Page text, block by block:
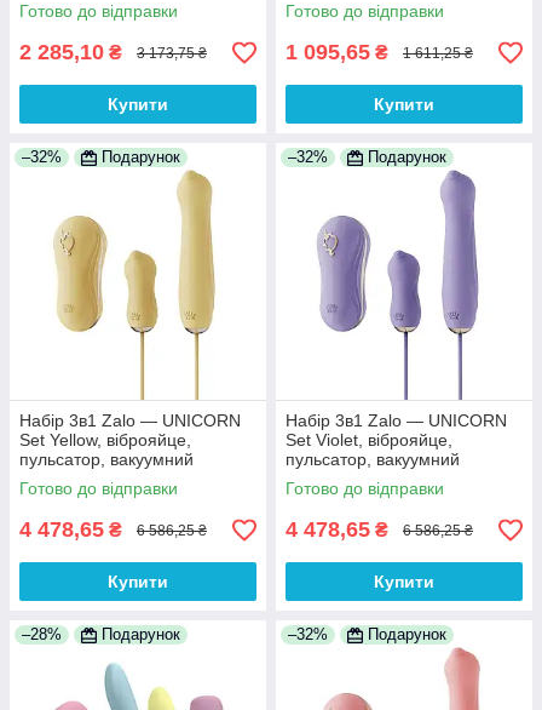
Готово до відправки
2 285,10 ₴ 3 173,75 ₴
Купити
Готово до відправки
1 095,65 ₴ 1 611,25 ₴
Купити
–32% Подарунок
Набір 3в1 Zalo — UNICORN
Set Yellow, віброяйце,
пульсатор, вакуумний
стимулятор
Готово до відправки
4 478,65 ₴ 6 586,25 ₴
Купити
–32% Подарунок
Набір 3в1 Zalo — UNICORN
Set Violet, віброяйце,
пульсатор, вакуумний
стимулятор
Готово до відправки
4 478,65 ₴ 6 586,25 ₴
Купити
–28% Подарунок –32% Подарунок